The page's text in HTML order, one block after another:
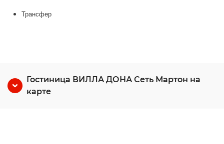
Трансфер
Гостиница ВИЛЛА ДОНА Сеть Мартон на
карте